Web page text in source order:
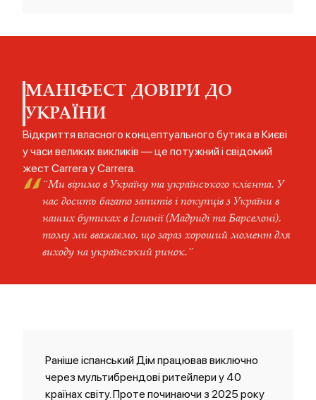
МАНІФЕСТ ДОВІРИ ДО
УКРАЇНИ
Відкриття власного концептуального бутика в Києві
у часи великих викликів — це потужний і свідомий
жест Carrera y Carrera.
“ “Ми віримо в Україну та українського клієнта. У
нас досить багато запитів і покупців з України в
наших бутиках в Іспанії (Мадриді та Барселоні),
тому ми вважаємо, що зараз хороший момент для
виходу на український ринок.”
Раніше іспанський Дім працював виключно
через мультибрендові ритейлери у 40
країнах світу. Проте починаючи з 2025 року